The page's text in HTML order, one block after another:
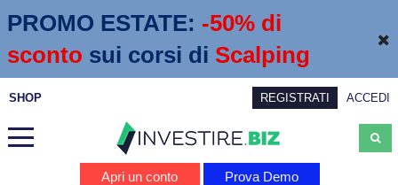
PROMO ESTATE: -50% di
sconto sui corsi di Scalping
SHOP REGISTRATI ACCEDI
Apri un conto Prova Demo